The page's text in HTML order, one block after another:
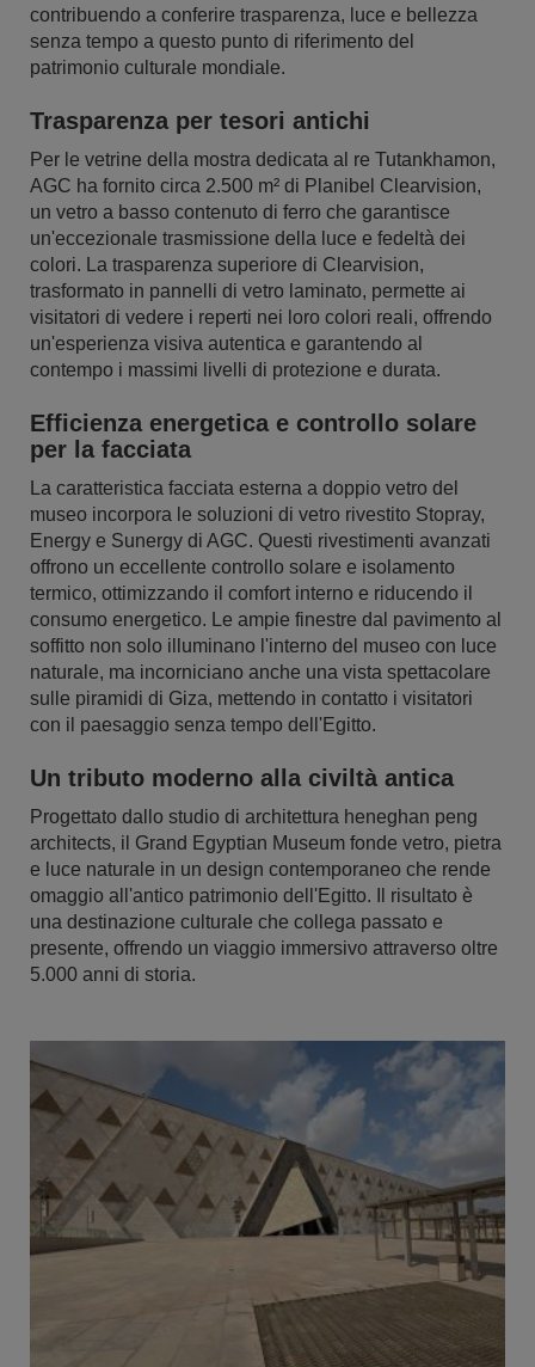
contribuendo a conferire trasparenza, luce e bellezza
senza tempo a questo punto di riferimento del
patrimonio culturale mondiale.
Trasparenza per tesori antichi
Per le vetrine della mostra dedicata al re Tutankhamon,
AGC ha fornito circa 2.500 m² di Planibel Clearvision,
un vetro a basso contenuto di ferro che garantisce
un'eccezionale trasmissione della luce e fedeltà dei
colori. La trasparenza superiore di Clearvision,
trasformato in pannelli di vetro laminato, permette ai
visitatori di vedere i reperti nei loro colori reali, offrendo
un'esperienza visiva autentica e garantendo al
contempo i massimi livelli di protezione e durata.
Efficienza energetica e controllo solare
per la facciata
La caratteristica facciata esterna a doppio vetro del
museo incorpora le soluzioni di vetro rivestito Stopray,
Energy e Sunergy di AGC. Questi rivestimenti avanzati
offrono un eccellente controllo solare e isolamento
termico, ottimizzando il comfort interno e riducendo il
consumo energetico. Le ampie finestre dal pavimento al
soffitto non solo illuminano l'interno del museo con luce
naturale, ma incorniciano anche una vista spettacolare
sulle piramidi di Giza, mettendo in contatto i visitatori
con il paesaggio senza tempo dell'Egitto.
Un tributo moderno alla civiltà antica
Progettato dallo studio di architettura heneghan peng
architects, il Grand Egyptian Museum fonde vetro, pietra
e luce naturale in un design contemporaneo che rende
omaggio all'antico patrimonio dell'Egitto. Il risultato è
una destinazione culturale che collega passato e
presente, offrendo un viaggio immersivo attraverso oltre
5.000 anni di storia.